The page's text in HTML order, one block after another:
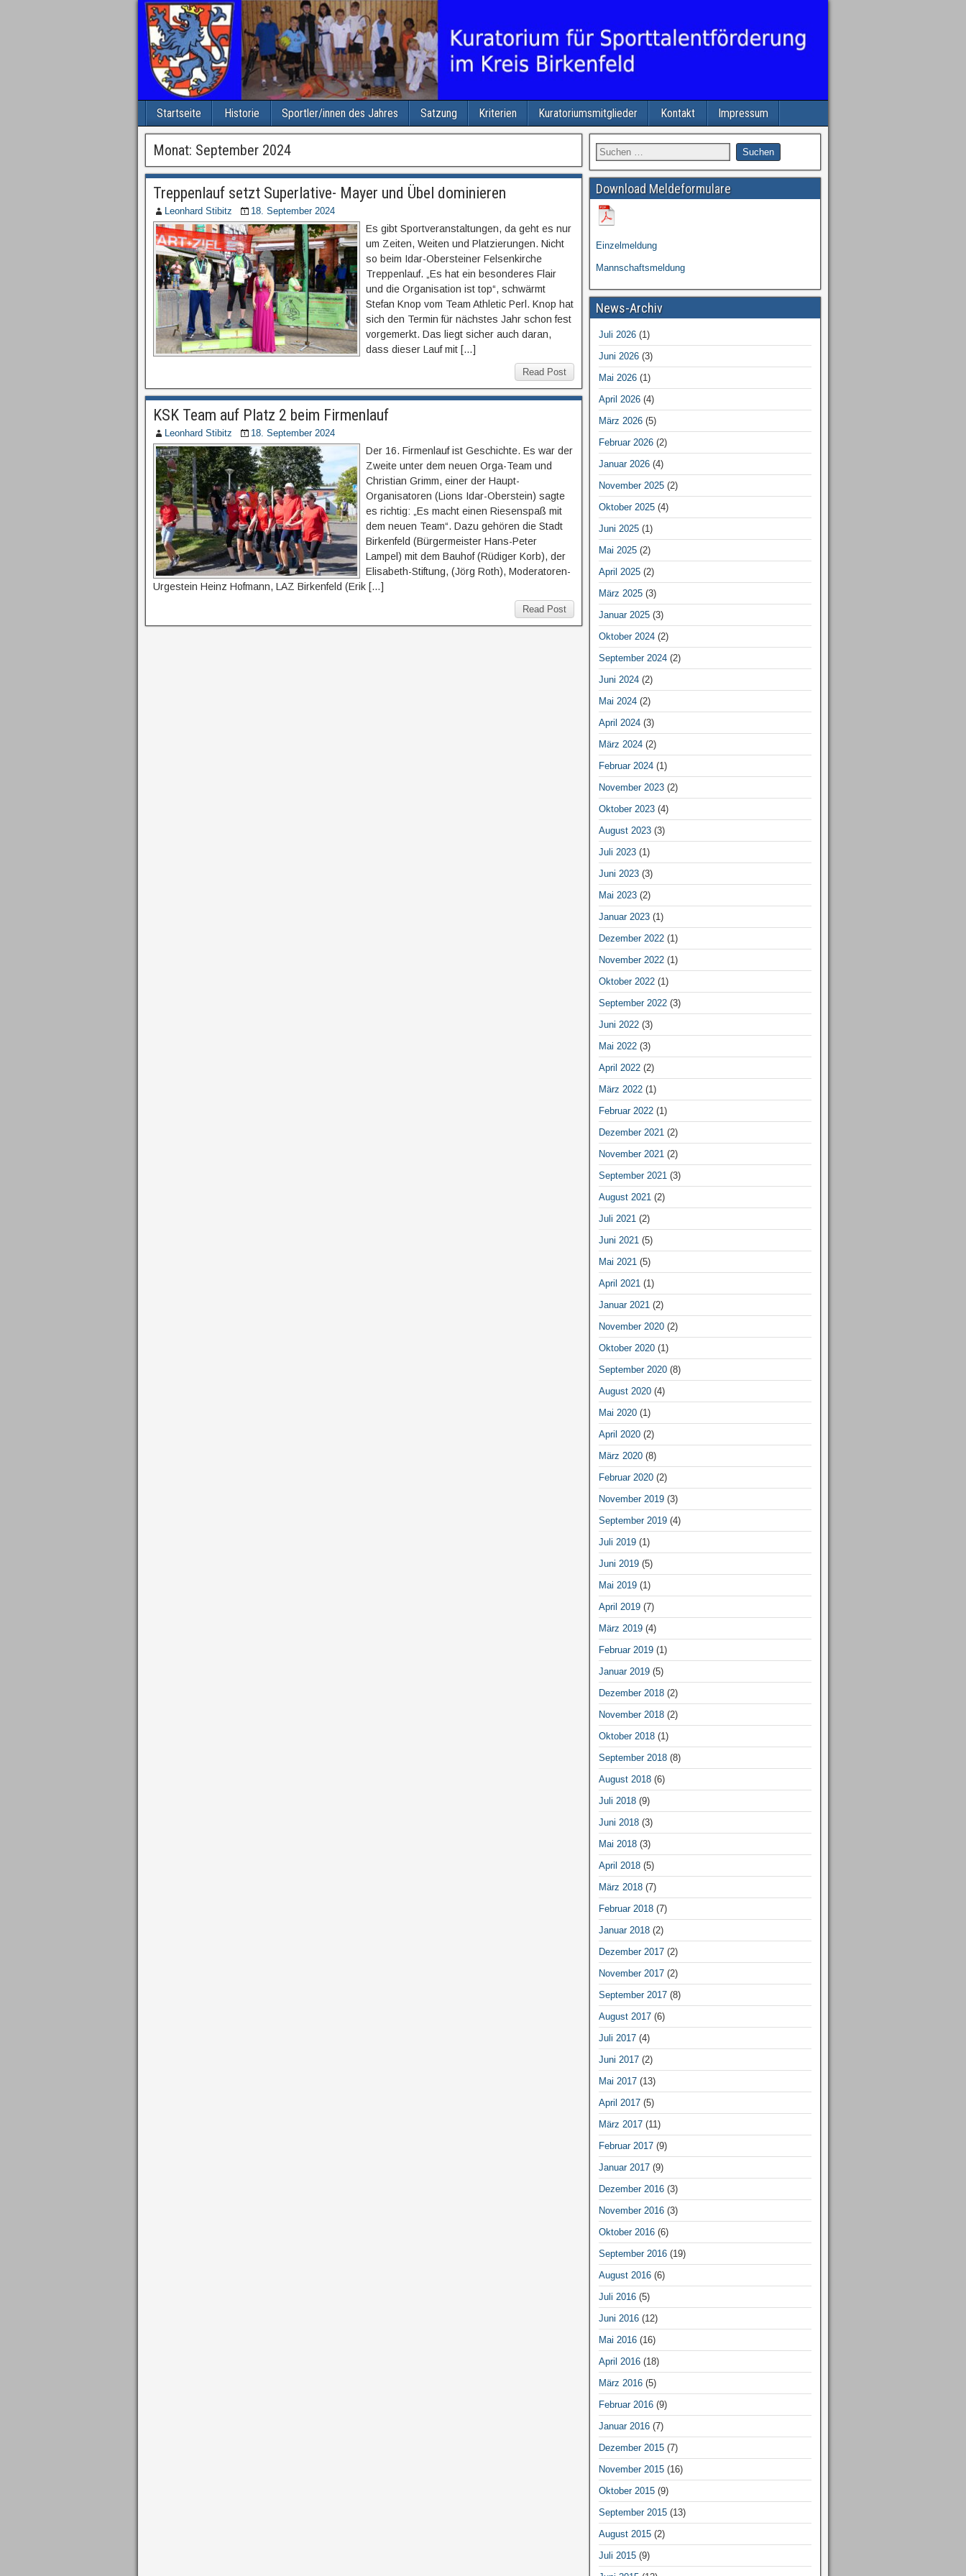
Startseite Historie Sportler/innen des Jahres Satzung Kriterien Kuratoriumsmitglieder Kontakt Impressum
Monat: September 2024
Treppenlauf setzt Superlative- Mayer und Übel dominieren
Leonhard Stibitz 18. September 2024
Es gibt Sportveranstaltungen, da geht es nur
um Zeiten, Weiten und Platzierungen. Nicht
so beim Idar-Obersteiner Felsenkirche
Treppenlauf. „Es hat ein besonderes Flair
und die Organisation ist top“, schwärmt
Stefan Knop vom Team Athletic Perl. Knop hat
sich den Termin für nächstes Jahr schon fest
vorgemerkt. Das liegt sicher auch daran,
dass dieser Lauf mit […]
Read Post
KSK Team auf Platz 2 beim Firmenlauf
Leonhard Stibitz 18. September 2024
Der 16. Firmenlauf ist Geschichte. Es war der
Zweite unter dem neuen Orga-Team und
Christian Grimm, einer der Haupt-
Organisatoren (Lions Idar-Oberstein) sagte
es richtig: „Es macht einen Riesenspaß mit
dem neuen Team“. Dazu gehören die Stadt
Birkenfeld (Bürgermeister Hans-Peter
Lampel) mit dem Bauhof (Rüdiger Korb), der
Elisabeth-Stiftung, (Jörg Roth), Moderatoren-
Urgestein Heinz Hofmann, LAZ Birkenfeld (Erik […]
Read Post
Download Meldeformulare
Einzelmeldung
Mannschaftsmeldung
News-Archiv
Juli 2026(1)
Juni 2026(3)
Mai 2026(1)
April 2026(4)
März 2026(5)
Februar 2026(2)
Januar 2026(4)
November 2025(2)
Oktober 2025(4)
Juni 2025(1)
Mai 2025(2)
April 2025(2)
März 2025(3)
Januar 2025(3)
Oktober 2024(2)
September 2024(2)
Juni 2024(2)
Mai 2024(2)
April 2024(3)
März 2024(2)
Februar 2024(1)
November 2023(2)
Oktober 2023(4)
August 2023(3)
Juli 2023(1)
Juni 2023(3)
Mai 2023(2)
Januar 2023(1)
Dezember 2022(1)
November 2022(1)
Oktober 2022(1)
September 2022(3)
Juni 2022(3)
Mai 2022(3)
April 2022(2)
März 2022(1)
Februar 2022(1)
Dezember 2021(2)
November 2021(2)
September 2021(3)
August 2021(2)
Juli 2021(2)
Juni 2021(5)
Mai 2021(5)
April 2021(1)
Januar 2021(2)
November 2020(2)
Oktober 2020(1)
September 2020(8)
August 2020(4)
Mai 2020(1)
April 2020(2)
März 2020(8)
Februar 2020(2)
November 2019(3)
September 2019(4)
Juli 2019(1)
Juni 2019(5)
Mai 2019(1)
April 2019(7)
März 2019(4)
Februar 2019(1)
Januar 2019(5)
Dezember 2018(2)
November 2018(2)
Oktober 2018(1)
September 2018(8)
August 2018(6)
Juli 2018(9)
Juni 2018(3)
Mai 2018(3)
April 2018(5)
März 2018(7)
Februar 2018(7)
Januar 2018(2)
Dezember 2017(2)
November 2017(2)
September 2017(8)
August 2017(6)
Juli 2017(4)
Juni 2017(2)
Mai 2017(13)
April 2017(5)
März 2017(11)
Februar 2017(9)
Januar 2017(9)
Dezember 2016(3)
November 2016(3)
Oktober 2016(6)
September 2016(19)
August 2016(6)
Juli 2016(5)
Juni 2016(12)
Mai 2016(16)
April 2016(18)
März 2016(5)
Februar 2016(9)
Januar 2016(7)
Dezember 2015(7)
November 2015(16)
Oktober 2015(9)
September 2015(13)
August 2015(2)
Juli 2015(9)